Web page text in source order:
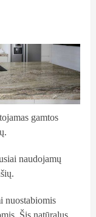
gamtos
naudojamų
nuostabiomis
Šis natūralus